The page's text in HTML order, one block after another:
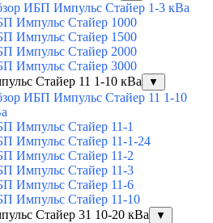
ИБП Импульс Стайер 1-3 кВа
Импульс Стайер 1000
Импульс Стайер 1500
Импульс Стайер 2000
Импульс Стайер 3000
Стайер 11 1-10 кВа
▼
ИБП Импульс Стайер 11 1-10
Импульс Стайер 11-1
Импульс Стайер 11-1-24
Импульс Стайер 11-2
Импульс Стайер 11-3
Импульс Стайер 11-6
Импульс Стайер 11-10
Стайер 31 10-20 кВа
▼